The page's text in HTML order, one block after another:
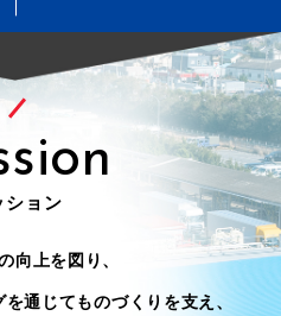
ション
向上を図り、
通じてものづくりを支え、